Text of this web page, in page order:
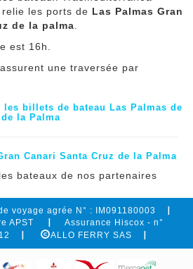
les ports de Las Palmas Gran
de la palma
est 16h.
une traversée par
billets de bateau Las Palmas de
la Palma
Canari Santa Cruz de la Palma
bateaux de nos partenaires
voyage agrée N° : IM091180003
APST
Assurance Hiscox - n°
ALLO FERRY SAS